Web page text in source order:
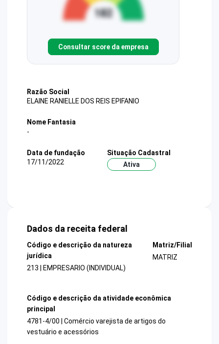
Consultar score da empresa
Razão Social
ELAINE RANIELLE DOS REIS EPIFANIO
Nome Fantasia
-
Data de fundação
17/11/2022
Situação Cadastral
Ativa
Dados da receita federal
Código e descrição da natureza
jurídica
213 | EMPRESARIO (INDIVIDUAL)
Matriz/Filial
MATRIZ
Código e descrição da atividade econômica
principal
4781-4/00 | Comércio varejista de artigos do
vestuário e acessórios